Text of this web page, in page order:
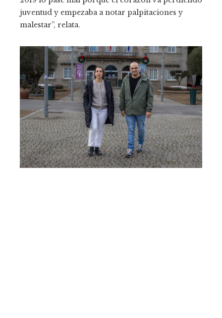
juventud y empezaba a notar palpitaciones y
malestar”, relata.